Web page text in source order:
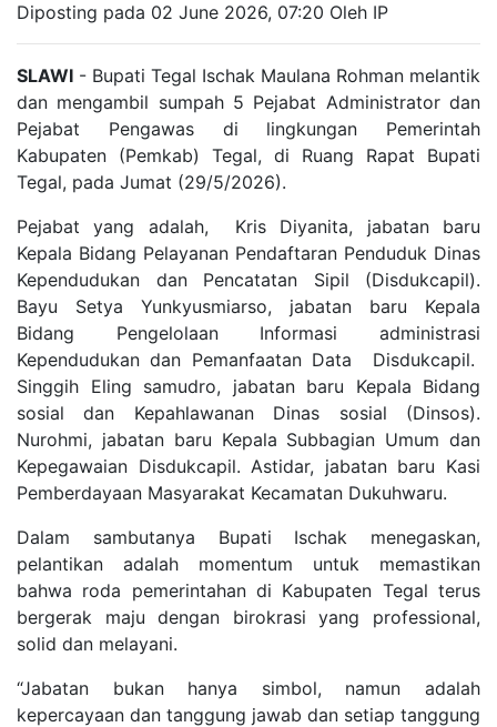
Diposting pada 02 June 2026, 07:20 Oleh IP
SLAWI - Bupati Tegal Ischak Maulana Rohman melantik
dan mengambil sumpah 5 Pejabat Administrator dan
Pejabat Pengawas di lingkungan Pemerintah
Kabupaten (Pemkab) Tegal, di Ruang Rapat Bupati
Tegal, pada Jumat (29/5/2026).
Pejabat yang adalah, Kris Diyanita, jabatan baru
Kepala Bidang Pelayanan Pendaftaran Penduduk Dinas
Kependudukan dan Pencatatan Sipil (Disdukcapil).
Bayu Setya Yunkyusmiarso, jabatan baru Kepala
Bidang Pengelolaan Informasi administrasi
Kependudukan dan Pemanfaatan Data Disdukcapil.
Singgih Eling samudro, jabatan baru Kepala Bidang
sosial dan Kepahlawanan Dinas sosial (Dinsos).
Nurohmi, jabatan baru Kepala Subbagian Umum dan
Kepegawaian Disdukcapil. Astidar, jabatan baru Kasi
Pemberdayaan Masyarakat Kecamatan Dukuhwaru.
Dalam sambutanya Bupati Ischak menegaskan,
pelantikan adalah momentum untuk memastikan
bahwa roda pemerintahan di Kabupaten Tegal terus
bergerak maju dengan birokrasi yang professional,
solid dan melayani.
“Jabatan bukan hanya simbol, namun adalah
kepercayaan dan tanggung jawab dan setiap tanggung